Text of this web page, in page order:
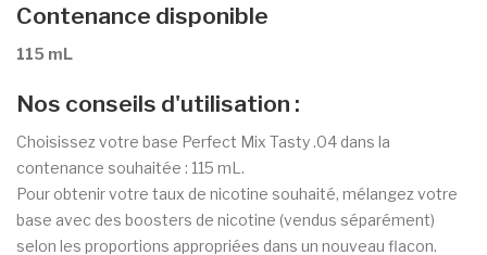
Contenance disponible
115 mL
Nos conseils d'utilisation :
Choisissez votre base Perfect Mix Tasty .04 dans la
contenance souhaitée : 115 mL.
Pour obtenir votre taux de nicotine souhaité, mélangez votre
base avec des boosters de nicotine (vendus séparément)
selon les proportions appropriées dans un nouveau flacon.